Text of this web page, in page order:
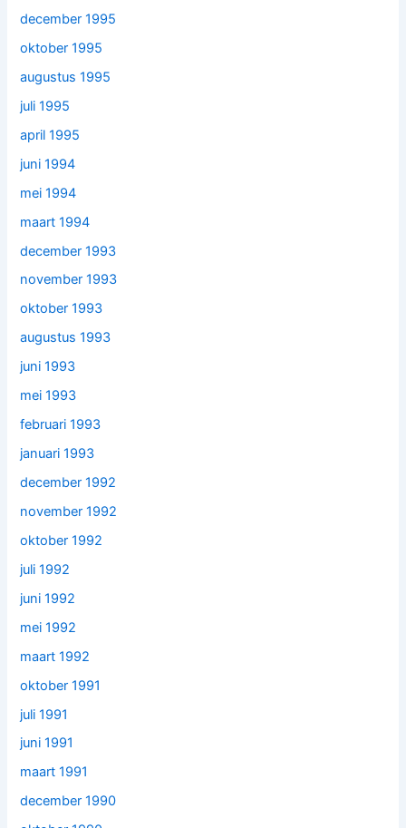
december 1995
oktober 1995
augustus 1995
juli 1995
april 1995
juni 1994
mei 1994
maart 1994
december 1993
november 1993
oktober 1993
augustus 1993
juni 1993
mei 1993
februari 1993
januari 1993
december 1992
november 1992
oktober 1992
juli 1992
juni 1992
mei 1992
maart 1992
oktober 1991
juli 1991
juni 1991
maart 1991
december 1990